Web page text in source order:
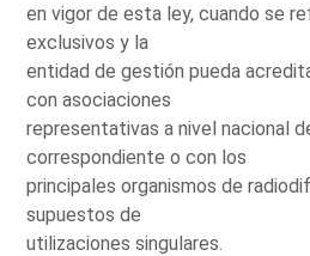
en vigor de esta ley, cuando se
exclusivos y la
entidad de gestión pueda
con asociaciones
representativas a nivel nacional
correspondiente o con los
principales organismos de
supuestos de
utilizaciones singulares.